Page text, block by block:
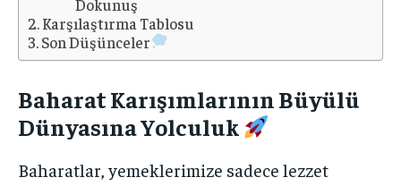
ÇEVRE VE SÜRDÜRÜLEBILIRLIK
SPOR VE FITNESS
SANAT VE TASARIM
KITAP VE EDEBIYAT
ÇEVRE VE SÜRDÜRÜLEBILIRLIK
SPOR VE FITNESS
SANAT VE TASARIM
KITAP VE EDEBIYAT
ÇEVRE VE SÜRDÜRÜLEBILIRLIK
EĞITIM VE ÖĞRENME
SANAT VE TASARIM
ÇEVRE VE SÜRDÜRÜLEBILIRLIK
EĞITIM VE ÖĞRENME
SANAT VE TASARIM
Dokunuş
Karşılaştırma Tablosu
Son Düşünceler
Baharat Karışımlarının Büyülü
Dünyasına Yolculuk
Baharatlar, yemeklerimize sadece lezzet